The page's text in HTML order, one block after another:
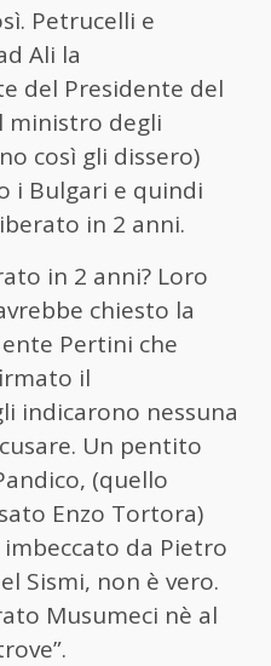
Petrucelli e
Ali la
del Presidente del
ministro degli
così gli dissero)
i Bulgari e quindi
in 2 anni.
in 2 anni? Loro
chiesto la
Pertini che
il
indicarono nessuna
Un pentito
(quello
Enzo Tortora)
da Pietro
Sismi, non è vero.
Musumeci nè al